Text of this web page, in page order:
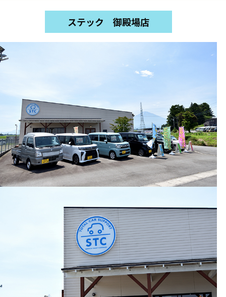
ステック 御殿場店